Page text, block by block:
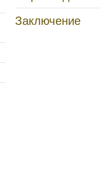
Заключение